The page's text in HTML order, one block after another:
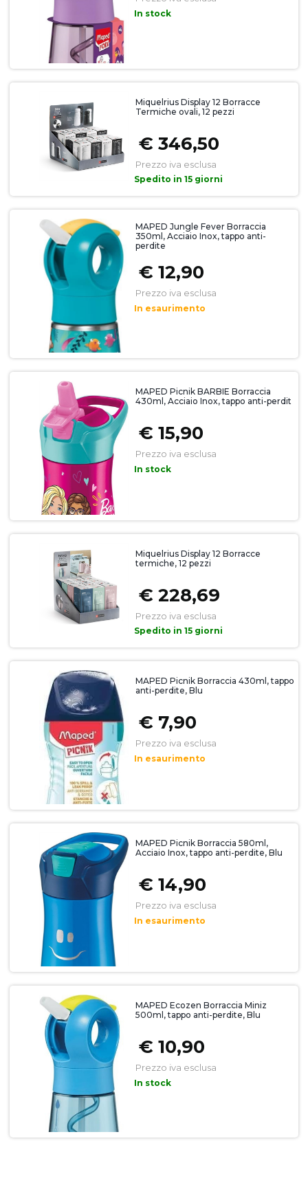
In stock
Miquelrius Display 12 Borracce
Termiche ovali, 12 pezzi
€ 346,50
Prezzo iva esclusa
Spedito in 15 giorni
MAPED Jungle Fever Borraccia
350ml, Acciaio Inox, tappo anti-
perdite
€ 12,90
Prezzo iva esclusa
In esaurimento
MAPED Picnik BARBIE Borraccia
430ml, Acciaio Inox, tappo anti-perdit
€ 15,90
Prezzo iva esclusa
In stock
Miquelrius Display 12 Borracce
termiche, 12 pezzi
€ 228,69
Prezzo iva esclusa
Spedito in 15 giorni
MAPED Picnik Borraccia 430ml, tappo
anti-perdite, Blu
€ 7,90
Prezzo iva esclusa
In esaurimento
MAPED Picnik Borraccia 580ml,
Acciaio Inox, tappo anti-perdite, Blu
€ 14,90
Prezzo iva esclusa
In esaurimento
MAPED Ecozen Borraccia Miniz
500ml, tappo anti-perdite, Blu
€ 10,90
Prezzo iva esclusa
In stock